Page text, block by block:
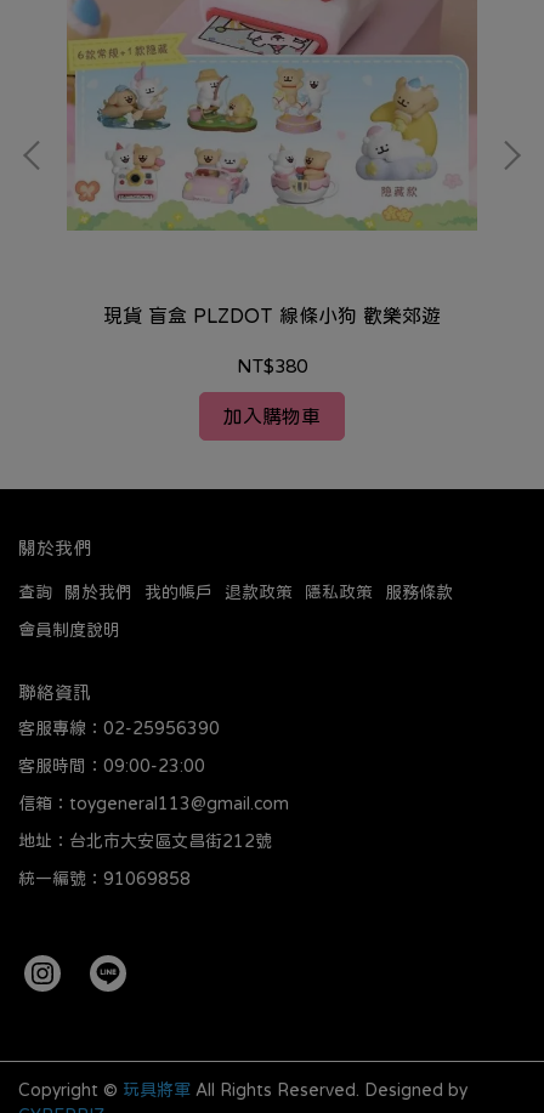
現貨 盲盒 PLZDOT 線條小狗 歡樂郊遊
NT$380
加入購物車
關於我們
查詢 關於我們 我的帳戶 退款政策 隱私政策
服務條款
會員制度說明
聯絡資訊
客服專線：02-25956390
客服時間：09:00-23:00
信箱：toygeneral113@gmail.com
地址：台北市大安區文昌街212號
統一編號：91069858
Copyright © 玩具將軍 All Rights Reserved.
Designed by